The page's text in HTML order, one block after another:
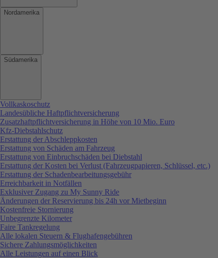
Nordamerika
Südamerika
Vollkaskoschutz
Landesübliche Haftpflichtversicherung
Zusatzhaftpflichtversicherung in Höhe von 10 Mio. Euro
Kfz-Diebstahlschutz
Erstattung der Abschleppkosten
Erstattung von Schäden am Fahrzeug
Erstattung von Einbruchschäden bei Diebstahl
Erstattung der Kosten bei Verlust (Fahrzeugpapieren, Schlüssel, etc.)
Erstattung der Schadenbearbeitungsgebühr
Erreichbarkeit in Notfällen
Exklusiver Zugang zu My Sunny Ride
Änderungen der Reservierung bis 24h vor Mietbeginn
Kostenfreie Stornierung
Unbegrenzte Kilometer
Faire Tankregelung
Alle lokalen Steuern & Flughafengebühren
Sichere Zahlungsmöglichkeiten
Alle Leistungen auf einen Blick